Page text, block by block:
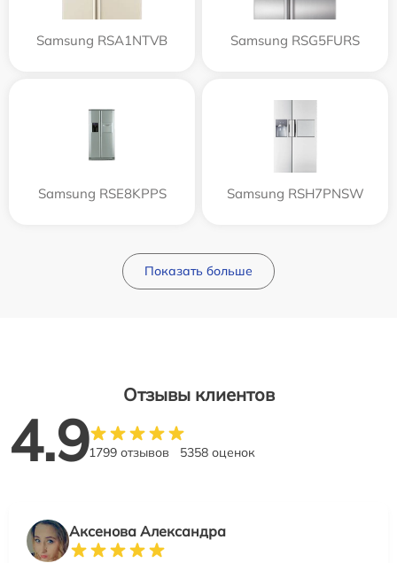
Samsung RSA1NTVB Samsung RSG5FURS
Samsung RSE8KPPS Samsung RSH7PNSW
Показать больше
Отзывы клиентов
4.91799 отзывов 5358 оценок
Аксенова Александра